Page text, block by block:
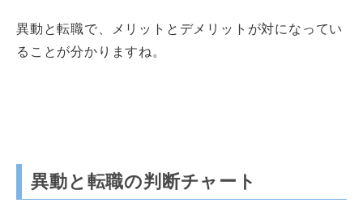
異動と転職で、メリットとデメリットが対になってい
ることが分かりますね。
異動と転職の判断チャート